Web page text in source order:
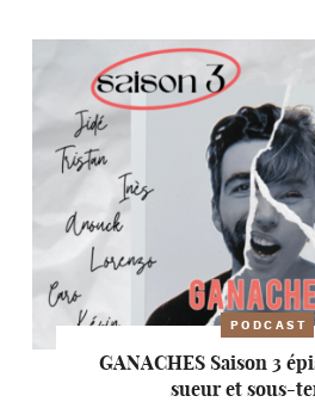
PODCAST
GANACHES Saison 3
sueur et sous-